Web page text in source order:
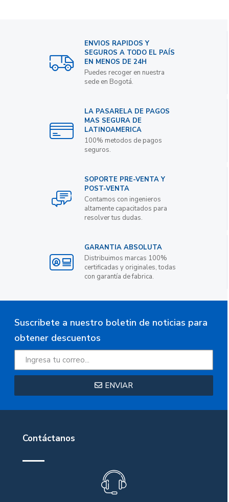
ENVIOS RAPIDOS Y
SEGUROS A TODO EL PAÍS
EN MENOS DE 24H
Puedes recoger en nuestra
sede en Bogotá.
LA PASARELA DE PAGOS
MAS SEGURA DE
LATINOAMERICA
100% metodos de pagos
seguros.
SOPORTE PRE-VENTA Y
POST-VENTA
Contamos con ingenieros
altamente capacitados para
resolver tus dudas.
GARANTIA ABSOLUTA
Distribuimos marcas 100%
certificadas y originales, todas
con garantía de fabrica.
Suscribete a nuestro boletin de noticias para
obtener descuentos
ENVIAR
Contáctanos